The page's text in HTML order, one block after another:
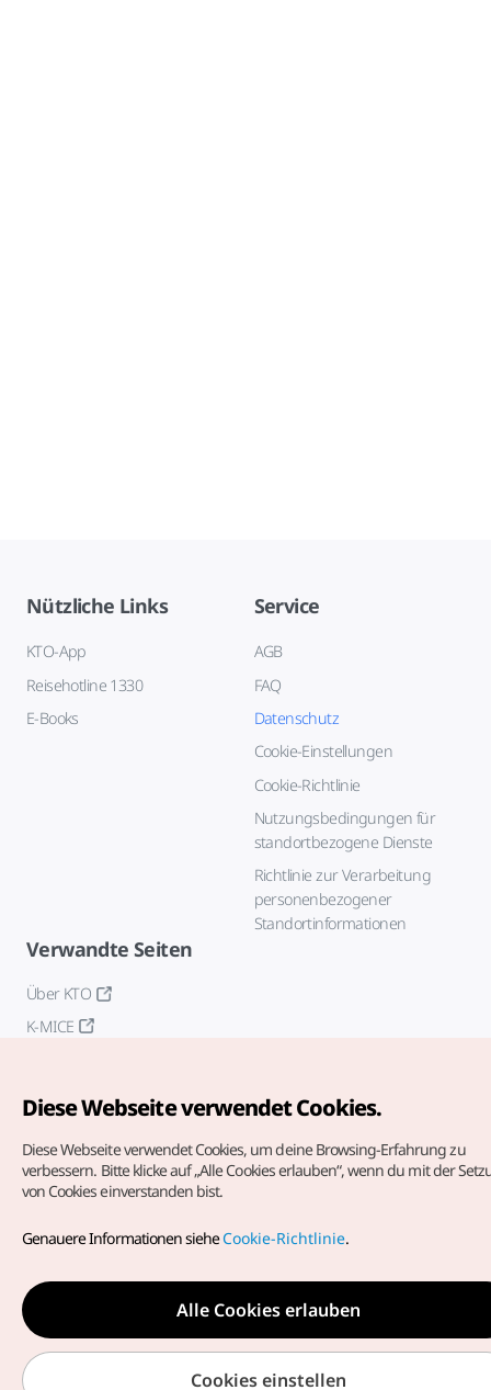
Nützliche Links
KTO-App
Reisehotline 1330
E-Books
Service
AGB
FAQ
Datenschutz
Cookie-Einstellungen
Cookie-Richtlinie
Nutzungsbedingungen für
standortbezogene Dienste
Richtlinie zur Verarbeitung
personenbezogener
Standortinformationen
Verwandte Seiten
Über KTO
K-MICE
vorbehalten.
dieoffizielle E-Mail-Adresse
german@knto.or.kr
Diese Webseite verwendet Cookies.
Diese Webseite verwendet Cookies, um deine Browsing-Erfahrung zu
verbessern. Bitte klicke auf „Alle Cookies erlauben“, wenn du mit der
von Cookies einverstanden bist.
Genauere Informationen sieheCookie-Richtlinie.
Alle Cookies erlauben
Cookies einstellen